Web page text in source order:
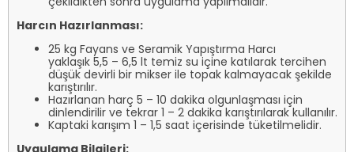
Harcın Hazırlanması:
25 kg Fayans ve Seramik Yapıştırma Harcı
yaklaşık 5,5 – 6,5 lt temiz su içine katılarak tercihen
düşük devirli bir mikser ile topak kalmayacak şekilde
karıştırılır.
Hazırlanan harç 5 – 10 dakika olgunlaşması için
dinlendirilir ve tekrar 1 – 2 dakika karıştırılarak kullanılır.
Kaptaki karışım 1 – 1,5 saat içerisinde tüketilmelidir.